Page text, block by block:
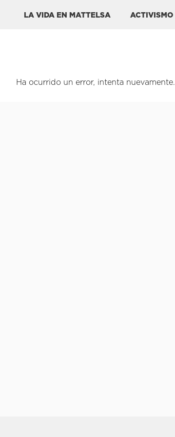
LA VIDA EN MATTELSA ACTIVISMO
Ha ocurrido un error, intenta nuevamente.